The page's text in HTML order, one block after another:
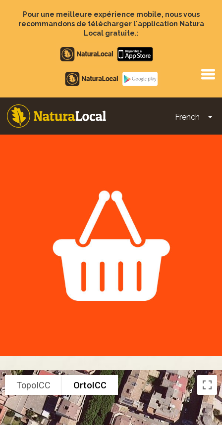
contenu
Pour une meilleure expérience mobile, nous vous
recommandons de télécharger l'application Natura
Local gratuite.:
Apple
store
Google
Play
French
Main
TopoICC OrtoICC